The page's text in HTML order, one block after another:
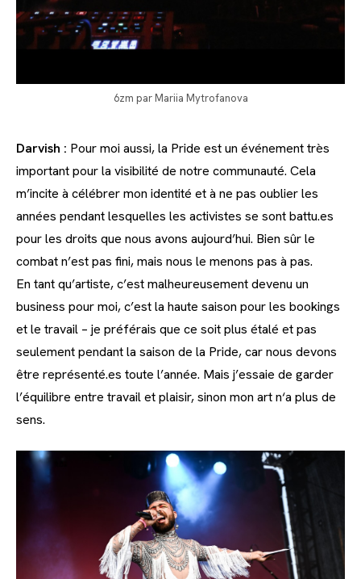
6zm par Mariia Mytrofanova
Darvish : Pour moi aussi, la Pride est un événement très
important pour la visibilité de notre communauté. Cela
m’incite à célébrer mon identité et à ne pas oublier les
années pendant lesquelles les activistes se sont battu.es
pour les droits que nous avons aujourd’hui. Bien sûr le
combat n’est pas fini, mais nous le menons pas à pas.
En tant qu’artiste, c’est malheureusement devenu un
business pour moi, c’est la haute saison pour les bookings
et le travail – je préférais que ce soit plus étalé et pas
seulement pendant la saison de la Pride, car nous devons
être représenté.es toute l’année. Mais j’essaie de garder
l’équilibre entre travail et plaisir, sinon mon art n‘a plus de
sens.